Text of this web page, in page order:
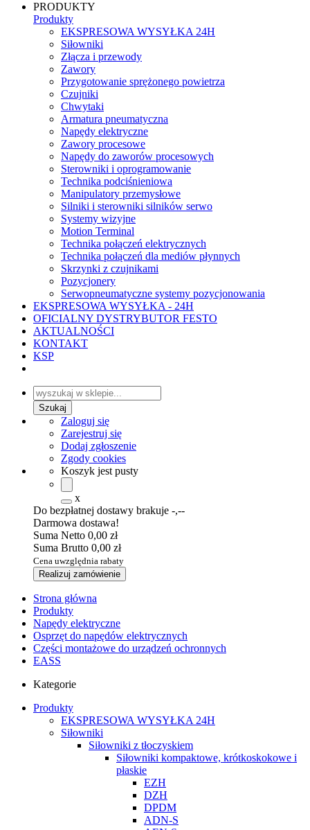
PRODUKTY
Produkty
EKSPRESOWA WYSYŁKA 24H
Siłowniki
Złącza i przewody
Zawory
Przygotowanie sprężonego powietrza
Czujniki
Chwytaki
Armatura pneumatyczna
Napędy elektryczne
Zawory procesowe
Napędy do zaworów procesowych
Sterowniki i oprogramowanie
Technika podciśnieniowa
Manipulatory przemysłowe
Silniki i sterowniki silników serwo
Systemy wizyjne
Motion Terminal
Technika połączeń elektrycznych
Technika połączeń dla mediów płynnych
Skrzynki z czujnikami
Pozycjonery
Serwopneumatyczne systemy pozycjonowania
EKSPRESOWA WYSYŁKA - 24H
OFICIALNY DYSTRYBUTOR FESTO
AKTUALNOŚCI
KONTAKT
KSP
Zaloguj się
Zarejestruj się
Dodaj zgłoszenie
Zgody cookies
Koszyk jest pusty
x
Do bezpłatnej dostawy brakuje -,--
Darmowa dostawa!
Suma Netto 0,00 zł
Suma Brutto 0,00 zł
Cena uwzględnia rabaty
Realizuj zamówienie
Strona główna
Produkty
Napędy elektryczne
Osprzęt do napędów elektrycznych
Części montażowe do urządzeń ochronnych
EASS
Kategorie
Produkty
EKSPRESOWA WYSYŁKA 24H
Siłowniki
Siłowniki z tłoczyskiem
Siłowniki kompaktowe, krótkoskokowe i
płaskie
EZH
DZH
DPDM
ADN-S